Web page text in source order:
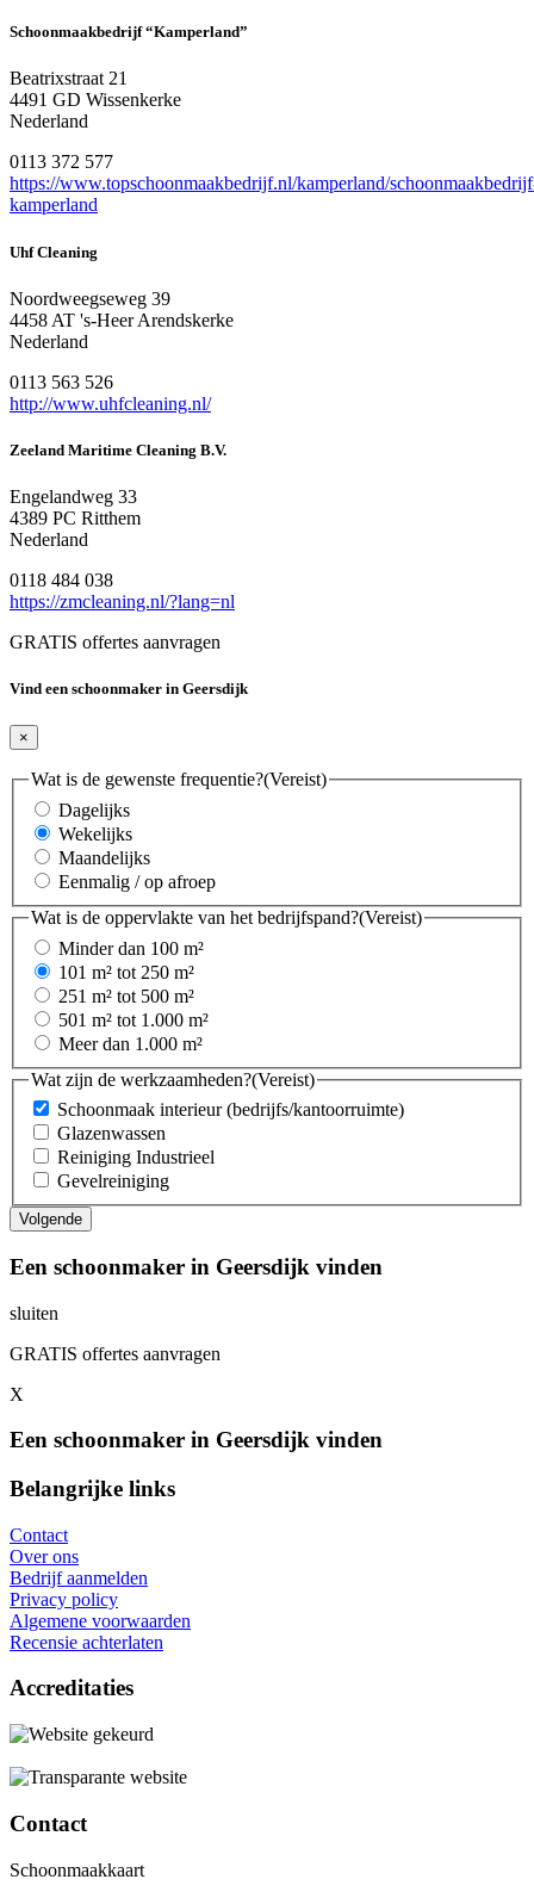
Schoonmaakbedrijf “Kamperland”
Beatrixstraat 21
4491 GD Wissenkerke
Nederland
0113 372 577
https://www.topschoonmaakbedrijf.nl/kamperland/
kamperland
Uhf Cleaning
Noordweegseweg 39
4458 AT 's-Heer Arendskerke
Nederland
0113 563 526
http://www.uhfcleaning.nl/
Zeeland Maritime Cleaning B.V.
Engelandweg 33
4389 PC Ritthem
Nederland
0118 484 038
https://zmcleaning.nl/?lang=nl
GRATIS offertes aanvragen
Vind een schoonmaker in Geersdijk
×
Wat is de gewenste frequentie?(Vereist)
Dagelijks
Wekelijks
Maandelijks
Eenmalig / op afroep
Wat is de oppervlakte van het bedrijfspand?(Vereist)
Minder dan 100 m²
101 m² tot 250 m²
251 m² tot 500 m²
501 m² tot 1.000 m²
Meer dan 1.000 m²
Wat zijn de werkzaamheden?(Vereist)
Schoonmaak interieur (bedrijfs/kantoorruimte)
Glazenwassen
Reiniging Industrieel
Gevelreiniging
Een schoonmaker in Geersdijk vinden
sluiten
GRATIS offertes aanvragen
X
Een schoonmaker in Geersdijk vinden
Belangrijke links
Contact
Over ons
Bedrijf aanmelden
Privacy policy
Algemene voorwaarden
Recensie achterlaten
Accreditaties
Contact
Schoonmaakkaart